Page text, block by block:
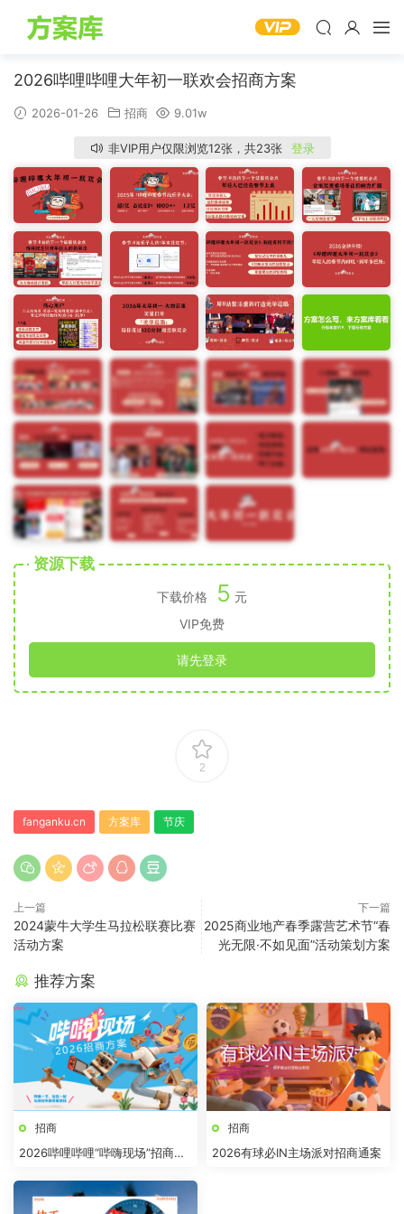
2026哔哩哔哩大年初一联欢会招商方案
2026-01-26 招商 9.01w
非VIP用户仅限浏览12张，共23张 登录
资源下载
下载价格 5 元
VIP免费
请先登录
2
fanganku.cn 方案库 节庆
上一篇
2024蒙牛大学生马拉松联赛比赛
活动方案
下一篇
2025商业地产春季露营艺术节“春
光无限·不如见面”活动策划方案
推荐方案
招商
2026哔哩哔哩“哔嗨现场”招商方
招商
2026有球必IN主场派对招商通案